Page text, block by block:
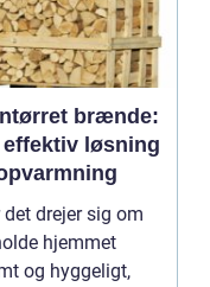
brænde:
effektiv løsning
det drejer sig om
hjemmet
og hyggeligt,